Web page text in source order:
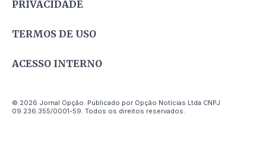
PRIVACIDADE
TERMOS DE USO
ACESSO INTERNO
© 2026 Jornal Opção. Publicado por Opção Notícias Ltda CNPJ
09.236.355/0001-59. Todos os direitos reservados.